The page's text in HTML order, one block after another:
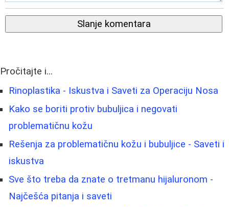
Slanje komentara
Pročitajte i...
Rinoplastika - Iskustva i Saveti za Operaciju Nosa
Kako se boriti protiv bubuljica i negovati
problematičnu kožu
Rešenja za problematičnu kožu i bubuljice - Saveti i
iskustva
Sve što treba da znate o tretmanu hijaluronom -
Najčešća pitanja i saveti